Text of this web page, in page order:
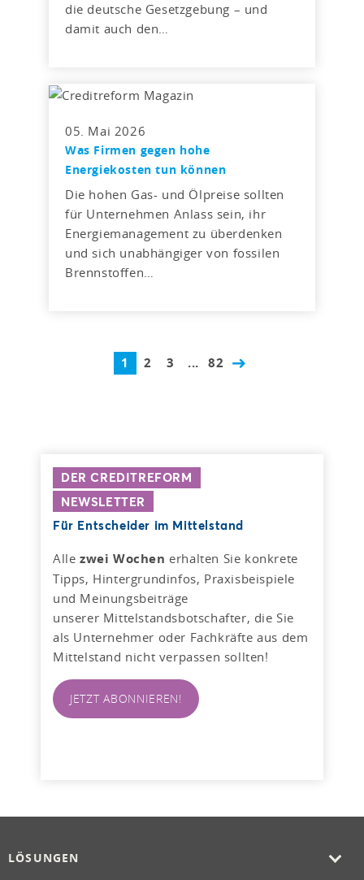
die deutsche Gesetzgebung – und
damit auch den…
05. Mai 2026
Was Firmen gegen hohe
Energiekosten tun können
Die hohen Gas- und Ölpreise sollten
für Unternehmen Anlass sein, ihr
Energiemanagement zu überdenken
und sich unabhängiger von fossilen
Brennstoffen…
1 2 3 ... 82
DER CREDITREFORM
NEWSLETTER
Für Entscheider im Mittelstand
Alle zwei Wochen erhalten Sie konkrete
Tipps, Hintergrundinfos, Praxisbeispiele
und Meinungsbeiträge
unserer Mittelstandsbotschafter, die Sie
als Unternehmer oder Fachkräfte aus dem
Mittelstand nicht verpassen sollten!
JETZT ABONNIEREN!
LÖSUNGEN